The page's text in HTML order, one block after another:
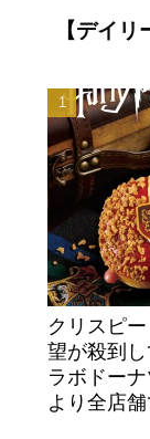
【デイリ
クリスピ
望が殺到
ラボドー
より全店